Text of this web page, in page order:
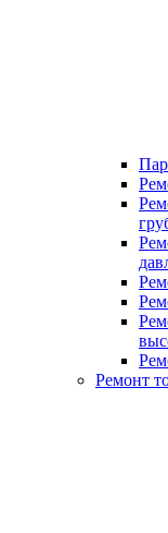
Ремонт